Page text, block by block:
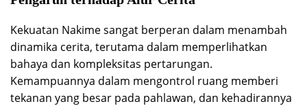
Kekuatan Nakime sangat berperan dalam menambah
dinamika cerita, terutama dalam memperlihatkan
bahaya dan kompleksitas pertarungan.
Kemampuannya dalam mengontrol ruang memberi
tekanan yang besar pada pahlawan, dan kehadirannya